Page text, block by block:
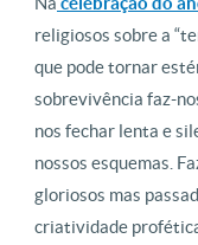
religiosos sobre a
que pode tornar
sobrevivência faz-
nos fechar lenta e
nossos esquemas.
gloriosos mas
criatividade